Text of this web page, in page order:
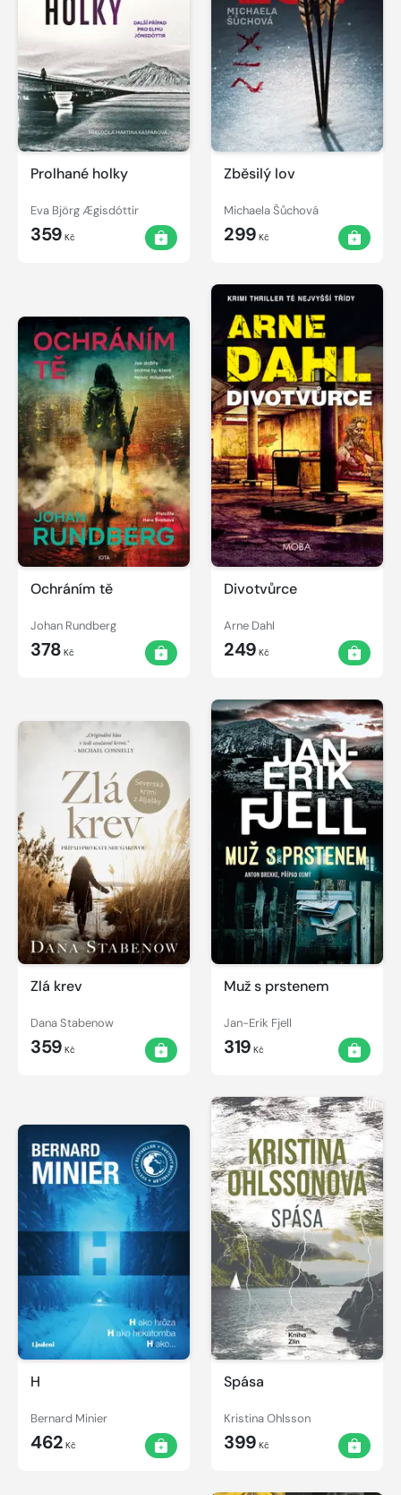
Prolhané holky
Eva Björg Ægisdóttir
359 Kč
Zběsilý lov
Michaela Šůchová
299 Kč
Ochráním tě
Johan Rundberg
378 Kč
Divotvůrce
Arne Dahl
249 Kč
Zlá krev
Dana Stabenow
359 Kč
Muž s prstenem
Jan-Erik Fjell
319 Kč
H
Bernard Minier
462 Kč
Spása
Kristina Ohlsson
399 Kč